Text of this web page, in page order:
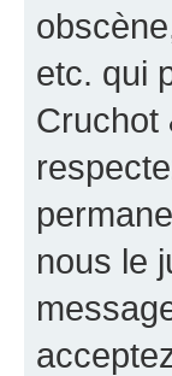
etc. qui
Cruchot
nous le